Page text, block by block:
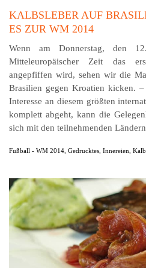
KALBSLEBER AUF
ES ZUR WM 2014
Wenn am Donnerstag, den
Mitteleuropäischer Zeit das
angepfiffen wird, sehen wir die
Brasilien gegen Kroatien kicken.
Interesse an diesem größten
komplett abgeht, kann die
sich mit den teilnehmenden
Fußball - WM 2014 Gedrucktes Innereien Kalb